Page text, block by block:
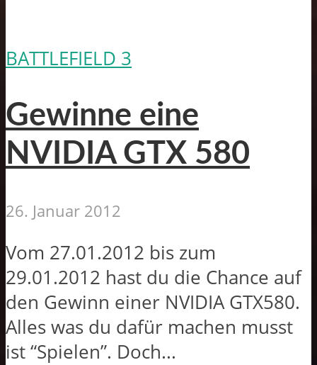
BATTLEFIELD 3
Gewinne eine
NVIDIA GTX 580
26. Januar 2012
Vom 27.01.2012 bis zum
29.01.2012 hast du die Chance auf
den Gewinn einer NVIDIA GTX580.
Alles was du dafür machen musst
ist “Spielen”. Doch...